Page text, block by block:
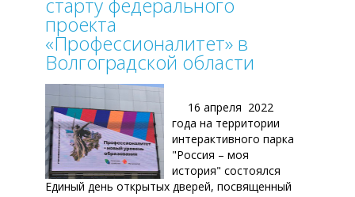
проекта
«Профессионалитет» в
Волгоградской области
16 апреля 2022
года на территории
интерактивного парка
"Россия – моя
история" состоялся
Единый день открытых дверей, посвященный